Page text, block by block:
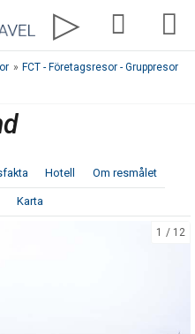
» FCT - Företagsresor - Gruppresor
Hotell Om resmålet
Karta
1 12